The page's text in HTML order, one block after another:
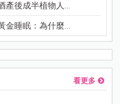
產後成半植物人...
金睡眠：為什麼...
看更多